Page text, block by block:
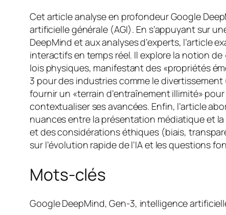
Cet article analyse en profondeur Google
artificielle générale (AGI). En s’appuyant sur
DeepMind et aux analyses d’experts, l’article
interactifs en temps réel. Il explore la notion
lois physiques, manifestant des «propriétés
3 pour des industries comme le
fournir un «terrain d’entraînement illimité»
contextualiser ses avancées. Enfin, l’article
nuances entre la présentation médiatique et
et des considérations éthiques (biais,
sur l’évolution rapide de l’IA et les questions
Mots-clés
Google DeepMind, Gen-3, intelligence